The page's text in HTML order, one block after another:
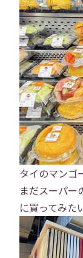
タイのマンゴ
まだスーパー
に買ってみた